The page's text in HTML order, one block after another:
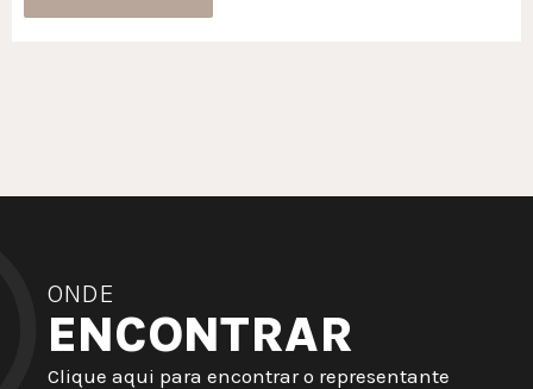
ONDE
ENCONTRAR
Clique aqui para encontrar o representante